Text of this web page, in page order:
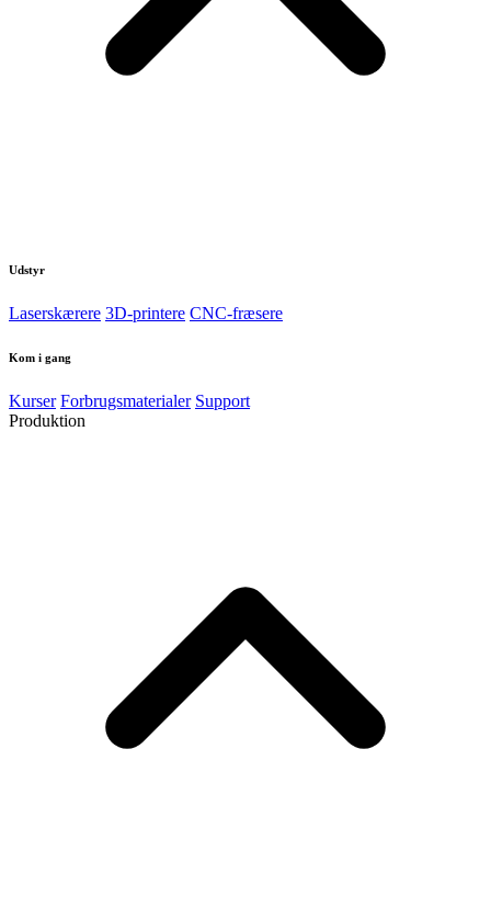
Udstyr
Laserskærere 3D-printere CNC-fræsere
Kom i gang
Kurser Forbrugsmaterialer Support
Produktion